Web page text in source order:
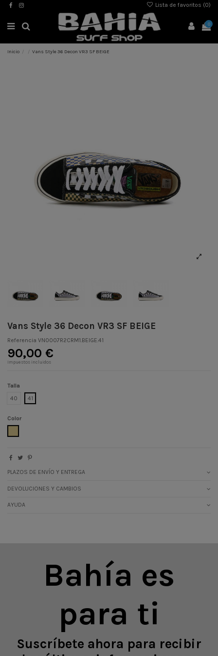
Lista de favoritos (0)
0
Inicio Vans Style 36 Decon VR3 SF BEIGE
Vans Style 36 Decon VR3 SF BEIGE
Referencia VN0007R2CRM1.BEIGE.41
90,00 €
Impuestos incluidos
Talla
40
41
Color
PLAZOS DE ENVÍO Y ENTREGA
DEVOLUCIONES Y CAMBIOS
AYUDA
Bahía es
para ti
Suscríbete ahora para recibir